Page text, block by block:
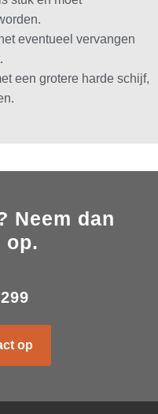
eventueel vervangen
een grotere harde schijf,
Neem dan
op.
op